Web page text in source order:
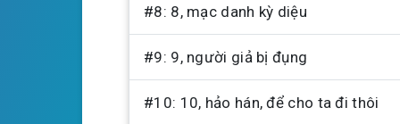
#8: 8, mạc danh kỳ diệu
#9: 9, người giả bị đụng
#10: 10, hảo hán, để cho ta đi thôi